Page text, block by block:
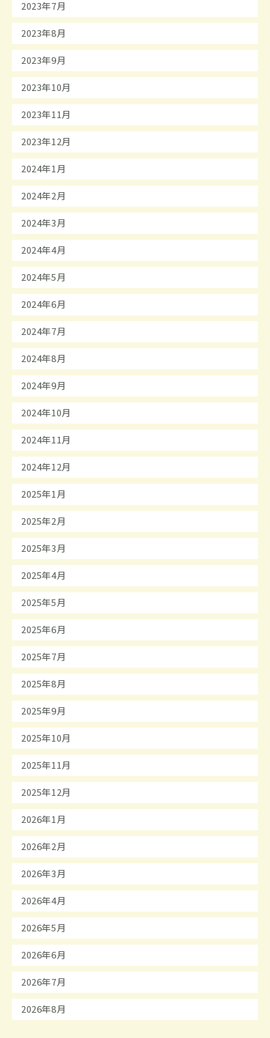
2023年7月
2023年8月
2023年9月
2023年10月
2023年11月
2023年12月
2024年1月
2024年2月
2024年3月
2024年4月
2024年5月
2024年6月
2024年7月
2024年8月
2024年9月
2024年10月
2024年11月
2024年12月
2025年1月
2025年2月
2025年3月
2025年4月
2025年5月
2025年6月
2025年7月
2025年8月
2025年9月
2025年10月
2025年11月
2025年12月
2026年1月
2026年2月
2026年3月
2026年4月
2026年5月
2026年6月
2026年7月
2026年8月